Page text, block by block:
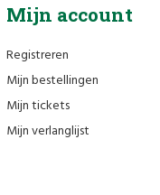
Mijn account
Registreren
Mijn bestellingen
Mijn tickets
Mijn verlanglijst